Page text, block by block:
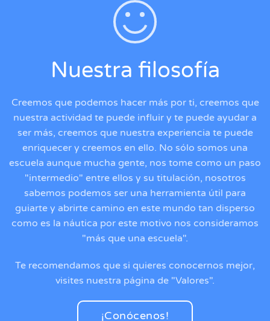
Nuestra filosofía
Creemos que podemos hacer más por ti, creemos que
nuestra actividad te puede influir y te puede ayudar a
ser más, creemos que nuestra experiencia te puede
enriquecer y creemos en ello. No sólo somos una
escuela aunque mucha gente, nos tome como un paso
"intermedio" entre ellos y su titulación, nosotros
sabemos podemos ser una herramienta útil para
guiarte y abrirte camino en este mundo tan disperso
como es la náutica por este motivo nos consideramos
"más que una escuela".
Te recomendamos que si quieres conocernos mejor,
visites nuestra página de "Valores".
¡Conócenos!